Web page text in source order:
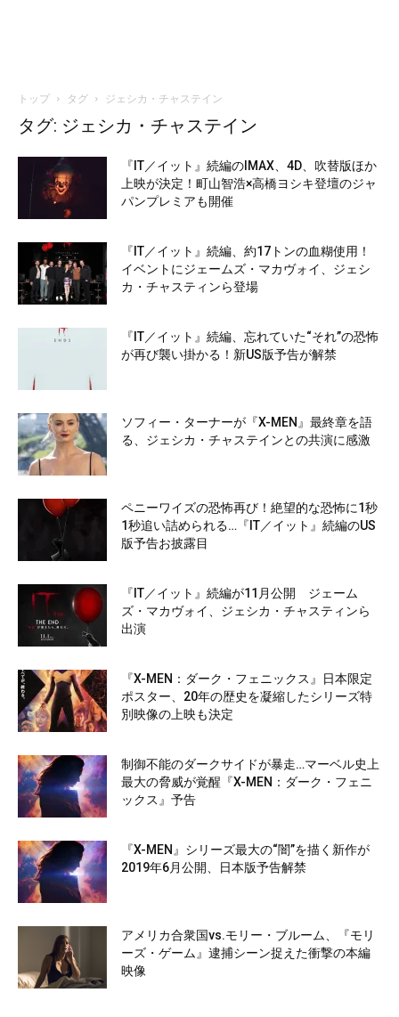
トップ タグ ジェシカ・チャステイン
タグ: ジェシカ・チャステイン
『IT／イット』続編のIMAX、4D、吹替版ほか
上映が決定！町山智浩×高橋ヨシキ登壇のジャ
パンプレミアも開催
『IT／イット』続編、約17トンの血糊使用！
イベントにジェームズ・マカヴォイ、ジェシ
カ・チャスティンら登場
『IT／イット』続編、忘れていた“それ”の恐怖
が再び襲い掛かる！新US版予告が解禁
ソフィー・ターナーが『X-MEN』最終章を語
る、ジェシカ・チャステインとの共演に感激
ペニーワイズの恐怖再び！絶望的な恐怖に1秒
1秒追い詰められる…『IT／イット』続編のUS
版予告お披露目
『IT／イット』続編が11月公開 ジェーム
ズ・マカヴォイ、ジェシカ・チャスティンら
出演
『X-MEN：ダーク・フェニックス』日本限定
ポスター、20年の歴史を凝縮したシリーズ特
別映像の上映も決定
制御不能のダークサイドが暴走…マーベル史上
最大の脅威が覚醒『X-MEN：ダーク・フェニ
ックス』予告
『X-MEN』シリーズ最⼤の“闇”を描く新作が
2019年6月公開、日本版予告解禁
アメリカ合衆国vs.モリー・ブルーム、『モリ
ーズ・ゲーム』逮捕シーン捉えた衝撃の本編
映像